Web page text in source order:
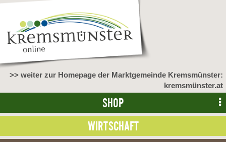
>> weiter zur Homepage der Marktgemeinde Kremsmünster:
kremsmünster.at
SHOP
WIRTSCHAFT